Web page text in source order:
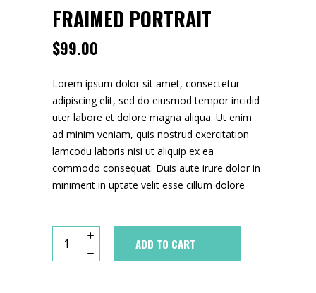
FRAIMED PORTRAIT
$99.00
Lorem ipsum dolor sit amet, consectetur
adipiscing elit, sed do eiusmod tempor incidid
uter labore et dolore magna aliqua. Ut enim
ad minim veniam, quis nostrud exercitation
lamcodu laboris nisi ut aliquip ex ea
commodo consequat. Duis aute irure dolor in
minimerit in uptate velit esse cillum dolore
ADD TO CART